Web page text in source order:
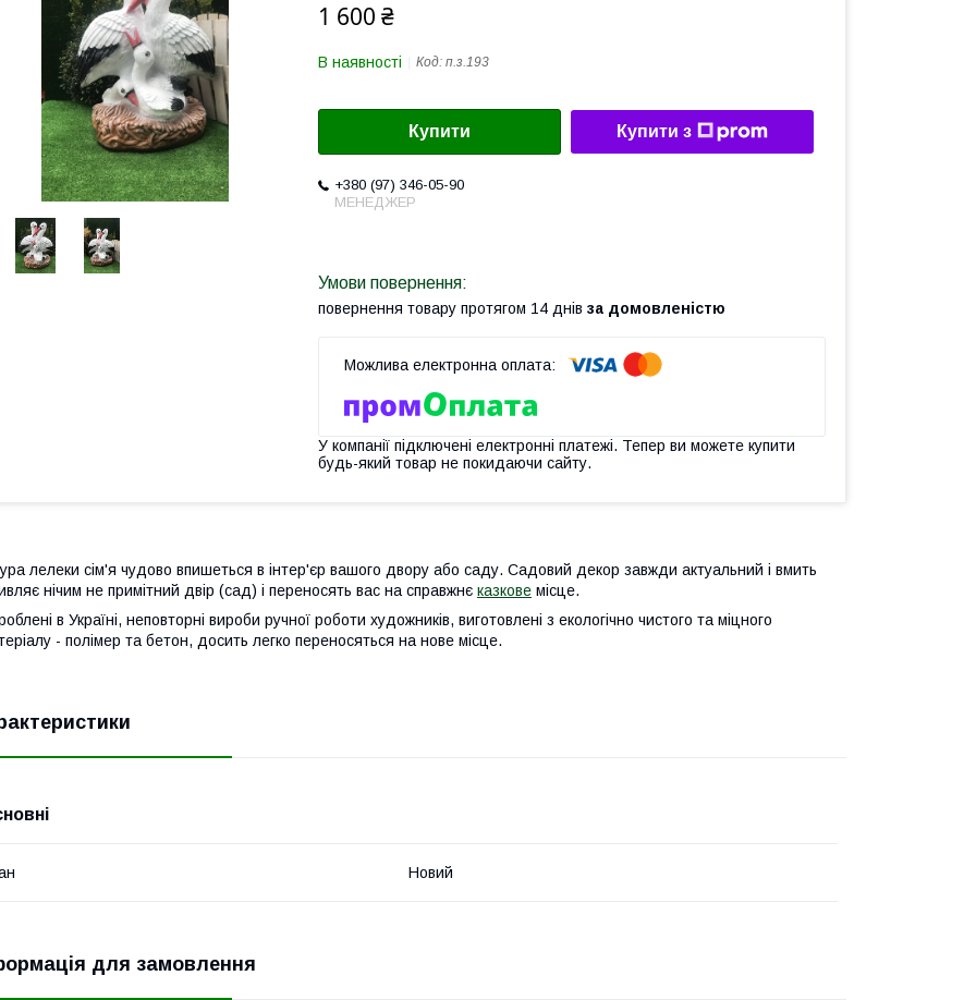
1 600 ₴
В наявності Код: п.з.193
Купити Купити з
+380 (97) 346-05-90
МЕНЕДЖЕР
повернення товару протягом 14 днів за домовленістю
У компанії підключені електронні платежі. Тепер ви можете купити
будь-який товар не покидаючи сайту.
лелеки сім'я чудово впишеться в інтер'єр вашого двору або саду. Садовий декор завжди актуальний і вмить
нічим не примітний двір (сад) і переносять вас на справжнє казкове місце.
в Україні, неповторні вироби ручної роботи художників, виготовлені з екологічно чистого та міцного
- полімер та бетон, досить легко переносяться на нове місце.
Новий
для замовлення